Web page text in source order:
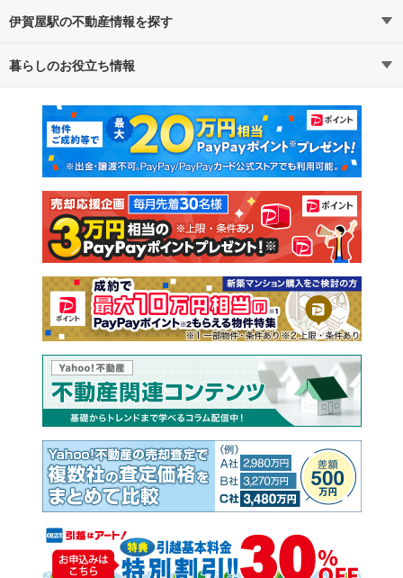
伊賀屋駅の不動産情報を探す
不動産・住宅
新築マンション 中古マンション
新築一戸建て 中古一戸建て
注文住宅 土地
売却査定
暮らしのお役立ち情報
マンションカタログ 教えて！住まいの先生